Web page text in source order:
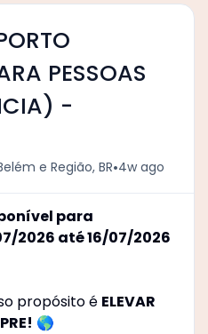
PESSOAS
-
e Região, BR•4w ago
para
2026 até 16/07/2026
propósito é ELEVAR
🌎